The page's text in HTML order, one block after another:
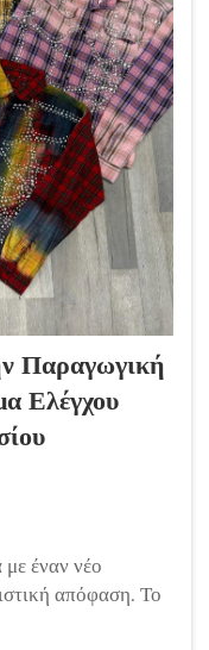
Παραγωγική
Ελέγχου
με έναν νέο
απόφαση. Το
λειτουργεί ως